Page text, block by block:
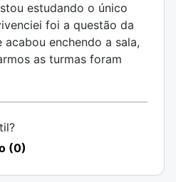
estudando o único
foi a questão da
enchendo a sala,
as turmas foram
(0)